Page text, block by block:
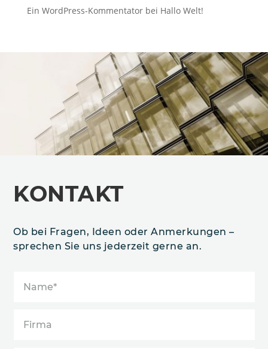
Ein WordPress-Kommentatorbei Hallo Welt!
KONTAKT
Ob bei Fragen, Ideen oder Anmerkungen –
sprechen Sie uns jederzeit gerne an.